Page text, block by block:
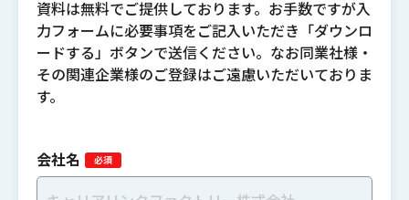
資料は無料でご提供しております。お手数ですが入
力フォームに必要事項をご記入いただき「ダウンロ
ードする」ボタンで送信ください。なお同業社様・
その関連企業様のご登録はご遠慮いただいておりま
す。
会社名